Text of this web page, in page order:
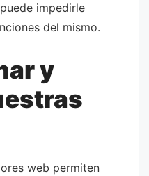
impedirle
del mismo.
y
web permiten